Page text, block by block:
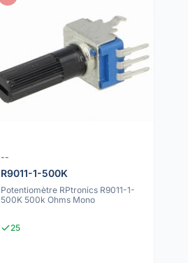
--
R9011-1-500K
Potentiomètre RPtronics R9011-1-
500K 500k Ohms Mono
25